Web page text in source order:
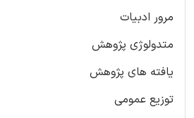
مرور ادبیات
متدولوژی پژوهش
یافته های پژوهش
توزیع عمومی